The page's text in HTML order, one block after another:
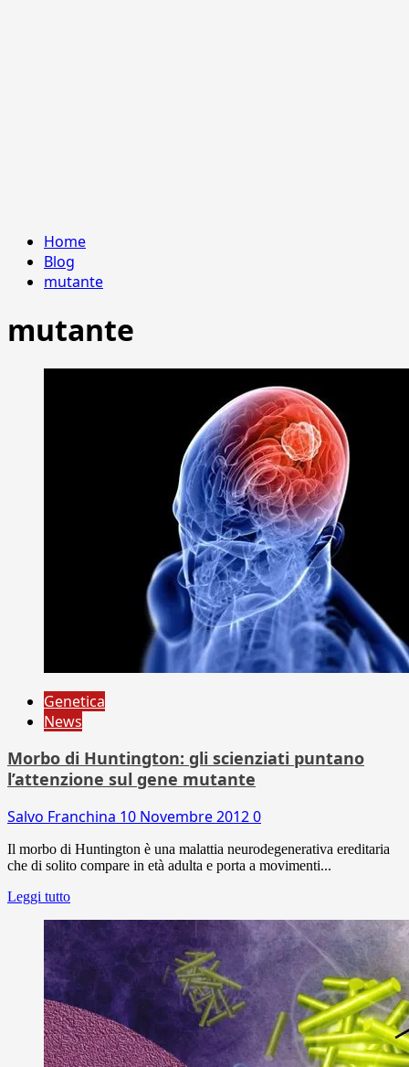
Home
Blog
mutante
mutante
Genetica
News
Morbo di Huntington: gli scienziati puntano
l’attenzione sul gene mutante
Salvo Franchina 10 Novembre 20120
Il morbo di Huntington è una malattia neurodegenerativa ereditaria
che di solito compare in età adulta e porta a movimenti...
Leggi tutto